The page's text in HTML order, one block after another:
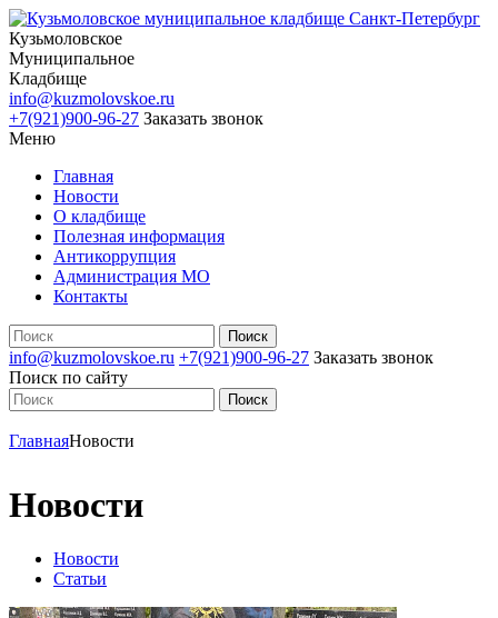
Кузьмоловское
Муниципальное
Кладбище
info@kuzmolovskoe.ru
+7(921)900-96-27 Заказать звонок
Меню
Главная
Новости
О кладбище
Полезная информация
Антикоррупция
Администрация МО
Контакты
info@kuzmolovskoe.ru +7(921)900-96-27 Заказать звонок
Поиск по сайту
ГлавнаяНовости
Новости
Новости
Статьи